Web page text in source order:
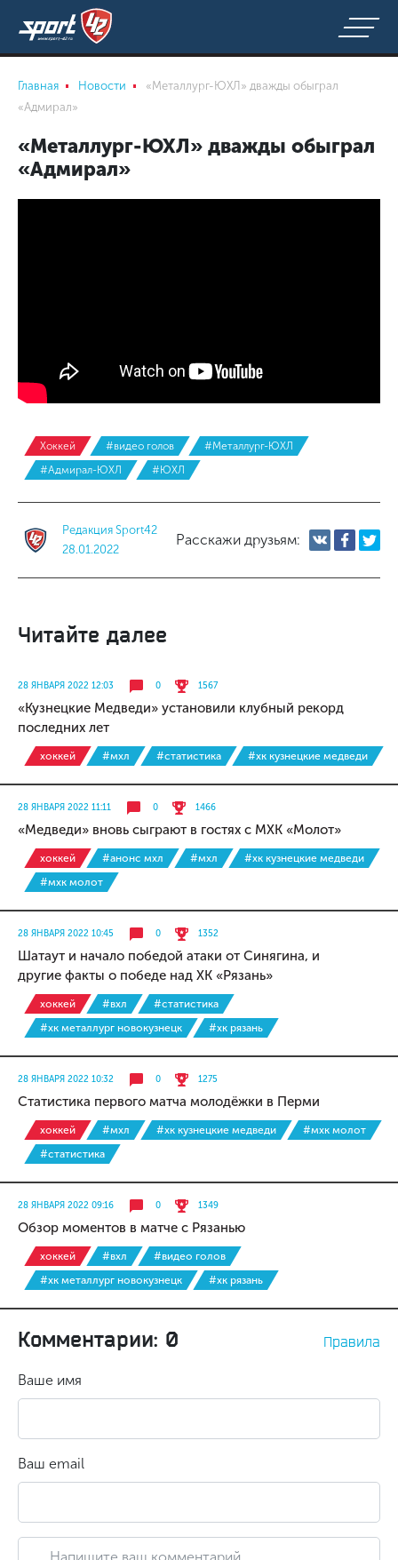
Главная Новости
«Металлург-ЮХЛ» дважды обыграл
«Адмирал»
«Металлург-ЮХЛ» дважды обыграл
«Адмирал»
Хоккей #видео голов
#Металлург-ЮХЛ
#Адмирал-ЮХЛ
#ЮХЛ
Редакция Sport42
28.01.2022
Расскажи друзьям:
Читайте далее
28 ЯНВАРЯ 2022 12:03 0 1567
«Кузнецкие Медведи» установили клубный рекорд
последних лет
хоккей #мхл #статистика #хк кузнецкие медведи
28 ЯНВАРЯ 2022 11:11 0 1466
«Медведи» вновь сыграют в гостях с МХК «Молот»
хоккей #анонс мхл #мхл
#хк кузнецкие медведи
#мхк молот
28 ЯНВАРЯ 2022 10:45 0 1352
Шатаут и начало победой атаки от Синягина, и
другие факты о победе над ХК «Рязань»
хоккей #вхл
#статистика
#хк металлург новокузнецк
#хк рязань
28 ЯНВАРЯ 2022 10:32 0 1275
Статистика первого матча молодёжки в Перми
хоккей #мхл #хк кузнецкие медведи
#мхк молот
#статистика
28 ЯНВАРЯ 2022 09:16 0 1349
Обзор моментов в матче с Рязанью
хоккей #вхл
#видео голов
#хк металлург новокузнецк
#хк рязань
Комментарии: 0 Правила
Ваше имя
Ваш email